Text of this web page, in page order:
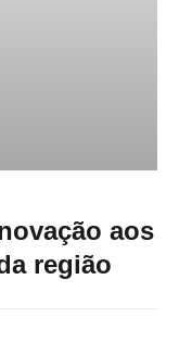
aos
região